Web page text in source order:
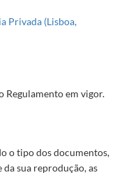
Privada (Lisboa,
Regulamento em vigor.
o tipo dos documentos,
da sua reprodução, as